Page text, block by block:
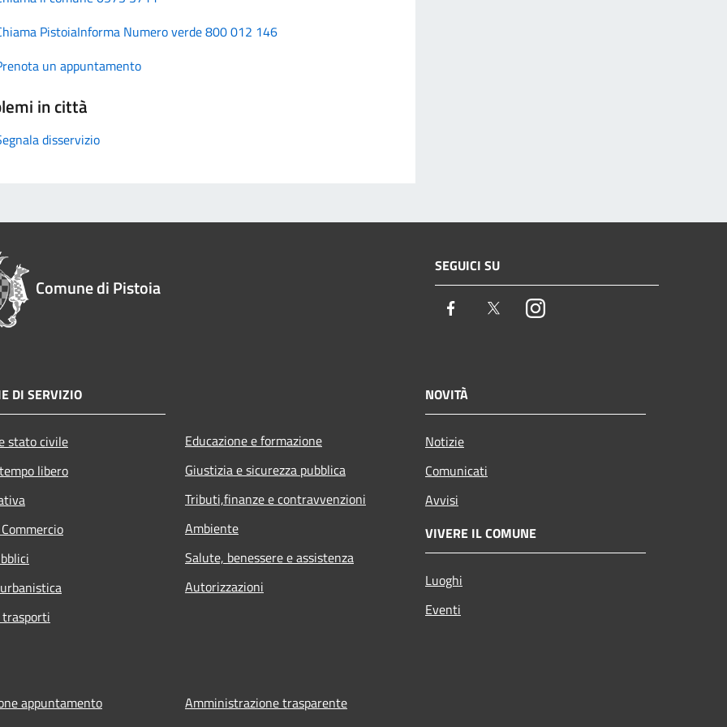
PistoiaInforma Numero verde 800 012 146
un appuntamento
in città
disservizio
Comune di Pistoia
SEGUICI SU
Facebook TwitterInstagram
DI SERVIZIO
stato civile
libero
Educazione e formazione
Giustizia e sicurezza pubblica
Tributi,finanze e contravvenzioni
Ambiente
Salute, benessere e assistenza
Autorizzazioni
NOVITÀ
Notizie
Comunicati
Avvisi
VIVERE IL COMUNE
Luoghi
Eventi
appuntamento
Amministrazione trasparente